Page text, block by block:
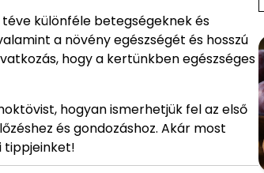
különféle betegségeknek és
a növény egészségét és hosszú
hogy a kertünkben egészséges
hogyan ismerhetjük fel az első
és gondozáshoz. Akár most
tippjeinket!